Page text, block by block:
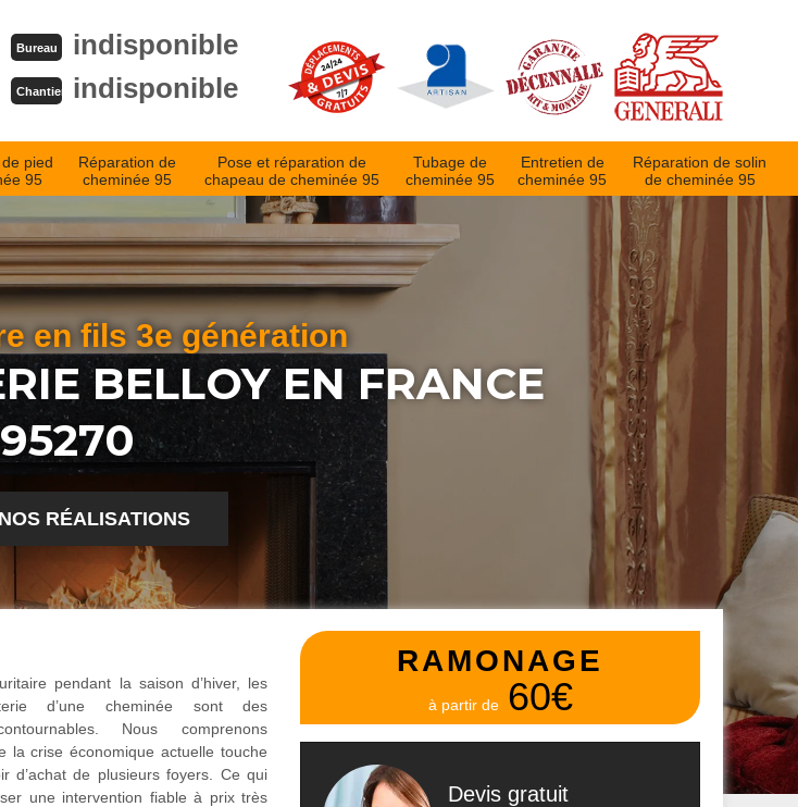
Bureau indisponible
Chantier indisponible
pied
95
Réparation de
cheminée 95
Pose et réparation de
chapeau de cheminée 95
Tubage de
cheminée 95
Entretien de
cheminée 95
Réparation de solin
de cheminée 95
en fils 3e génération
BELLOY EN FRANCE
95270
RÉALISATIONS
pendant la saison d’hiver, les
d’une cheminée sont des
Nous comprenons
la crise économique actuelle touche
d’achat de plusieurs foyers. Ce qui
une intervention fiable à prix très
RAMONAGE
à partir de 60€
Devis gratuit